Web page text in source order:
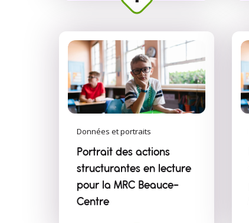
Données et portraits
Portrait des actions
structurantes en lecture
pour la MRC Beauce-
Centre